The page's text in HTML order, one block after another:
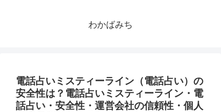
わかばみち
電話占いミスティーライン（電話占い）の
安全性は？電話占いミスティーライン・電
話占い・安全性・運営会社の信頼性・個人